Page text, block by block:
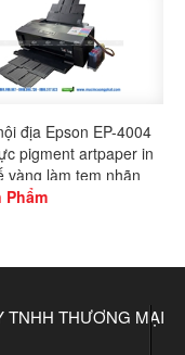
địa Epson EP-4004
pigment artpaper in
vàng làm tem nhãn
Phẩm
TNHH THƯƠNG MẠI